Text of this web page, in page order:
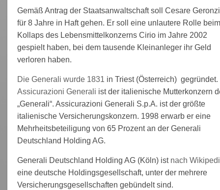
Gemäß Antrag der Staatsanwaltschaft soll Cesare Geronzi
für 8 Jahre in Haft gehen. Er soll eine unlautere Rolle
Kollaps des Lebensmittelkonzerns Cirio im Jahre 2002
gespielt haben, bei dem tausende Kleinanleger ihr Geld
verloren haben.
Die Generali wurde 1831 in Triest (Österreich) gegründet.
Assicurazioni Generali ist der italienische Mutterkonzern
„Generali“. Assicurazioni Generali S.p.A. ist der größte
italienische Versicherungskonzern. 1998 erwarb er eine
Mehrheitsbeteiligung von 65 Prozent an der Generali
Deutschland Holding AG.
Generali Deutschland Holding AG (Köln) ist nach
eine deutsche Holdingsgesellschaft, unter der mehrere
Versicherungsgesellschaften gebündelt sind.